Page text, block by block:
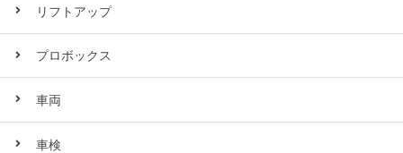
リフトアップ
プロボックス
車両
車検